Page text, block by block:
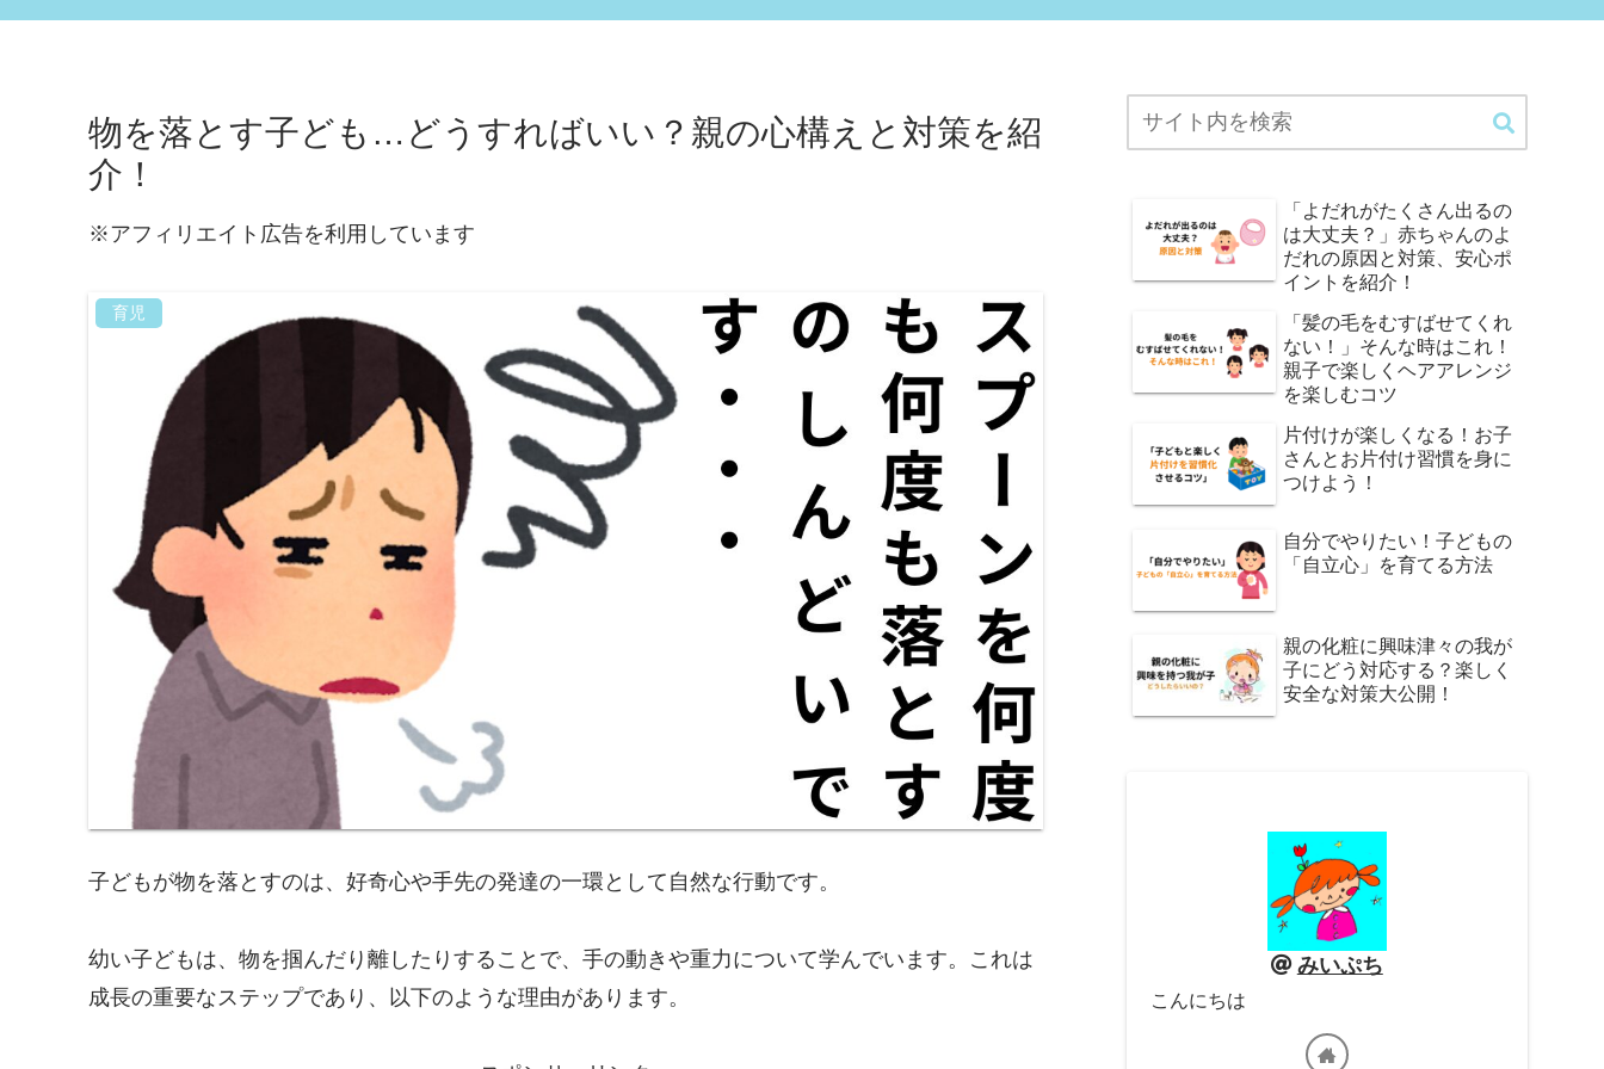
物を落とす子ども…どうすればいい？親の心構えと対策を紹
介！
※アフィリエイト広告を利用しています
育児
子どもが物を落とすのは、好奇心や手先の発達の一環として自然な行動です。
幼い子どもは、物を掴んだり離したりすることで、手の動きや重力について学んでいます。これは
成長の重要なステップであり、以下のような理由があります。
「よだれがたくさん出るの
は大丈夫？」赤ちゃんのよ
だれの原因と対策、安心ポ
イントを紹介！
「髪の毛をむすばせてくれ
ない！」そんな時はこれ！
親子で楽しくヘアアレンジ
を楽しむコツ
片付けが楽しくなる！お子
さんとお片付け習慣を身に
つけよう！
自分でやりたい！子どもの
「自立心」を育てる方法
親の化粧に興味津々の我が
子にどう対応する？楽しく
安全な対策大公開！
みいぷち
こんにちは